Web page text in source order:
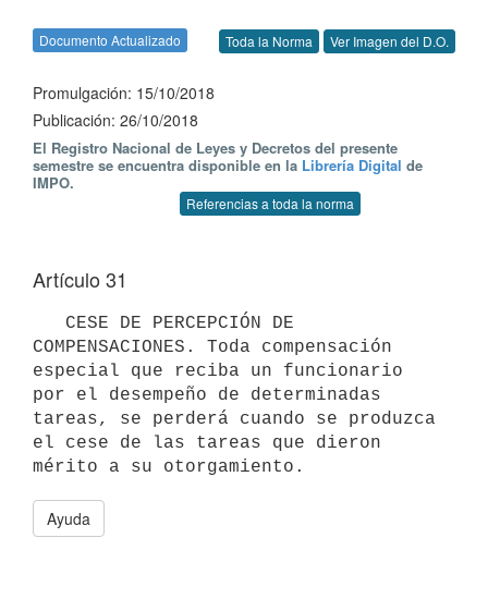
Documento Actualizado Toda la Norma Ver Imagen del D.O.
Promulgación: 15/10/2018
Publicación: 26/10/2018
El Registro Nacional de Leyes y Decretos del presente
semestre se encuentra disponible en la Librería Digital de
IMPO.
Referencias a toda la norma
Artículo 31
COMPENSACIONES. Toda compensación
especial que reciba un funcionario
por el desempeño de determinadas
tareas, se perderá cuando se produzca
el cese de las tareas que dieron
Ayuda